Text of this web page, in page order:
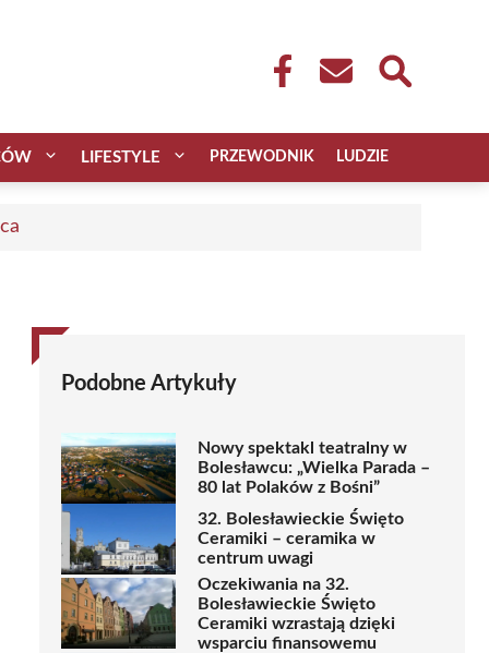
LIFESTYLE PRZEWODNIK LUDZIE
Podobne Artykuły
Nowy spektakl teatralny w
Bolesławcu: „Wielka Parada –
80 lat Polaków z Bośni”
32. Bolesławieckie Święto
Ceramiki – ceramika w
centrum uwagi
Oczekiwania na 32.
Bolesławieckie Święto
Ceramiki wzrastają dzięki
wsparciu finansowemu